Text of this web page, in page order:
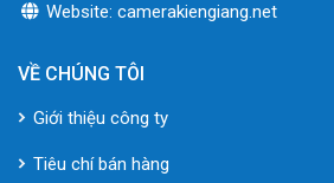
Website: camerakiengiang.net
VỀ CHÚNG TÔI
Giới thiệu công ty
Tiêu chí bán hàng